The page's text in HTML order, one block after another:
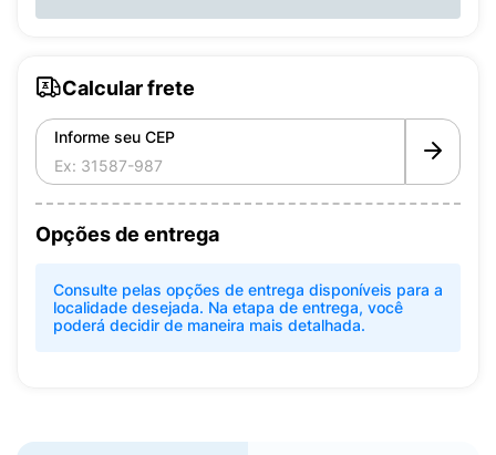
Calcular frete
Informe seu CEP
Opções de entrega
Consulte pelas opções de entrega disponíveis para a
localidade desejada. Na etapa de entrega, você
poderá decidir de maneira mais detalhada.